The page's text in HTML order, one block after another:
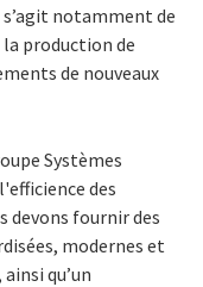
notamment de
production de
de nouveaux
Systèmes
des
devons fournir des
modernes et
qu’un